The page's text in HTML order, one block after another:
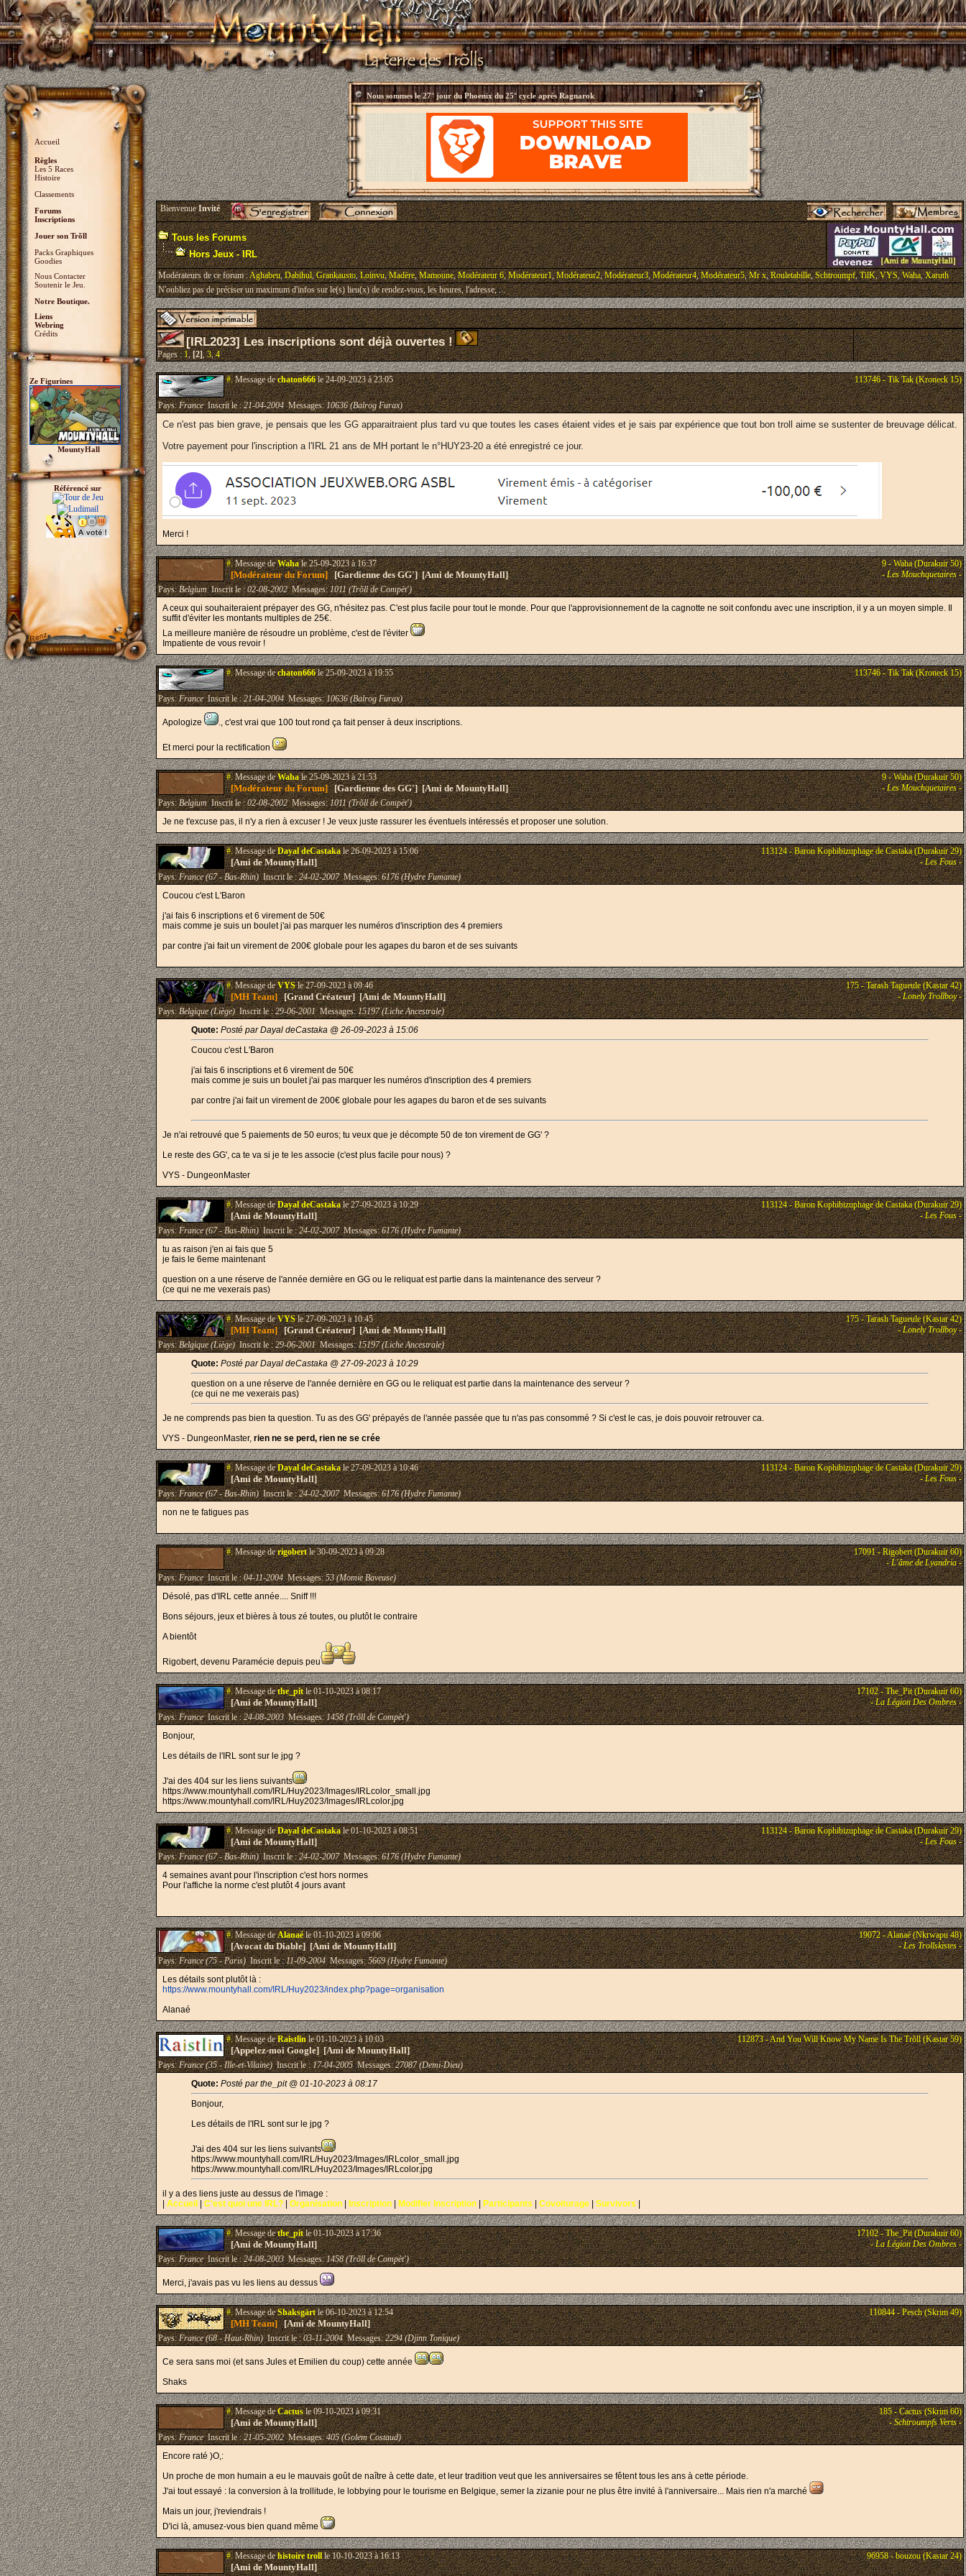
Accueil
Règles
Les 5 Races
Histoire
Classements
Forums
Inscriptions
Jouer son Trõll
Packs Graphiques
Goodies
Nous Contacter
Soutenir le Jeu.
Notre Boutique.
Liens
Webring
Crédits
Ze Figurines
MountyHall
Référencé sur
Nous sommes le27° jour du Phoenix du 25° cycle après Ragnarok
BienvenueInvité
Tous les Forums
Hors Jeux - IRL
Modérateurs de ce forum :Aghabeu,Dabihul,Grankausto,Loinvu,Madère,Mamoune,Modérateur 6,Modérateur1,Modérateur2,Modérateur3,Modérateur4,Modérateur5,Mr x,Rouletabille,Schtroumpf,TilK,VYS,Waha,Xaruth
N'oubliez pas de préciser un maximum d'infos sur le(s) lieu(x) de rendez-vous, les heures, l'adresse, ...
[IRL2023] Les inscriptions sont déjà ouvertes !
Pages :1,[2],3,4
#.Message dechaton666le 24-09-2023 à 23:05 113746 - Tik Tak (Kroneck 15)
Pays:FranceInscrit le :21-04-2004Messages:10636 (Balrog Furax)
Ce n'est pas bien grave, je pensais que les GG apparaitraient plus tard vu que toutes les cases étaient vides et je sais par expérience que tout bon troll aime se sustenter de breuvage délicat.
Votre payement pour l'inscription a l' IRL 21 ans de MH portant le n°HUY23-20 a été enregistré ce jour.
Merci !
#.Message deWahale 25-09-2023 à 16:37
[Modérateur du Forum][Gardienne des GG'] [Ami de MountyHall]
9 - Waha (Durakuir 50)
-Les Mouchquetaires-
Pays:BelgiumInscrit le :02-08-2002Messages:1011 (Trõll de Compèt')
A ceux qui souhaiteraient prépayer des GG, n'hésitez pas. C'est plus facile pour tout le monde. Pour que l'approvisionnement de la cagnotte ne soit confondu avec une inscription, il y a un moyen simple. Il
suffit d'éviter les montants multiples de 25€.
La meilleure manière de résoudre un problème, c'est de l'éviter
Impatiente de vous revoir !
#.Message dechaton666le 25-09-2023 à 19:55 113746 - Tik Tak (Kroneck 15)
Pays:FranceInscrit le :21-04-2004Messages:10636 (Balrog Furax)
Apologize ., c'est vrai que 100 tout rond ça fait penser à deux inscriptions.
Et merci pour la rectification
#.Message deWahale 25-09-2023 à 21:53
[Modérateur du Forum][Gardienne des GG'] [Ami de MountyHall]
9 - Waha (Durakuir 50)
-Les Mouchquetaires-
Pays:BelgiumInscrit le :02-08-2002Messages:1011 (Trõll de Compèt')
Je ne t'excuse pas, il n'y a rien à excuser ! Je veux juste rassurer les éventuels intéressés et proposer une solution.
#.Message deDayal deCastakale 26-09-2023 à 15:06
[Ami de MountyHall]
113124 - Baron Kophibizuphage de Castaka (Durakuir 29)
-Les Fous-
Pays:France (67 - Bas-Rhin)Inscrit le :24-02-2007Messages:6176 (Hydre Fumante)
Coucou c'est L'Baron
j'ai fais 6 inscriptions et 6 virement de 50€
mais comme je suis un boulet j'ai pas marquer les numéros d'inscription des 4 premiers
par contre j'ai fait un virement de 200€ globale pour les agapes du baron et de ses suivants
#.Message deVYSle 27-09-2023 à 09:46
[MH Team][Grand Créateur] [Ami de MountyHall]
175 - Tarash Tagueule (Kastar 42)
-Lonely Trollboy-
Pays:Belgique (Liège)Inscrit le :29-06-2001Messages:15197 (Liche Ancestrale)
Quote: Posté par Dayal deCastaka @ 26-09-2023 à 15:06
Coucou c'est L'Baron
j'ai fais 6 inscriptions et 6 virement de 50€
mais comme je suis un boulet j'ai pas marquer les numéros d'inscription des 4 premiers
par contre j'ai fait un virement de 200€ globale pour les agapes du baron et de ses suivants
Je n'ai retrouvé que 5 paiements de 50 euros; tu veux que je décompte 50 de ton virement de GG' ?
Le reste des GG', ca te va si je te les associe (c'est plus facile pour nous) ?
VYS - DungeonMaster
#.Message deDayal deCastakale 27-09-2023 à 10:29
[Ami de MountyHall]
113124 - Baron Kophibizuphage de Castaka (Durakuir 29)
-Les Fous-
Pays:France (67 - Bas-Rhin)Inscrit le :24-02-2007Messages:6176 (Hydre Fumante)
tu as raison j'en ai fais que 5
je fais le 6eme maintenant
question on a une réserve de l'année dernière en GG ou le reliquat est partie dans la maintenance des serveur ?
(ce qui ne me vexerais pas)
#.Message deVYSle 27-09-2023 à 10:45
[MH Team][Grand Créateur] [Ami de MountyHall]
175 - Tarash Tagueule (Kastar 42)
-Lonely Trollboy-
Pays:Belgique (Liège)Inscrit le :29-06-2001Messages:15197 (Liche Ancestrale)
Quote: Posté par Dayal deCastaka @ 27-09-2023 à 10:29
question on a une réserve de l'année dernière en GG ou le reliquat est partie dans la maintenance des serveur ?
(ce qui ne me vexerais pas)
Je ne comprends pas bien ta question. Tu as des GG' prépayés de l'année passée que tu n'as pas consommé ? Si c'est le cas, je dois pouvoir retrouver ca.
VYS - DungeonMaster, rien ne se perd, rien ne se crée
#.Message deDayal deCastakale 27-09-2023 à 10:46
[Ami de MountyHall]
113124 - Baron Kophibizuphage de Castaka (Durakuir 29)
-Les Fous-
Pays:France (67 - Bas-Rhin)Inscrit le :24-02-2007Messages:6176 (Hydre Fumante)
non ne te fatigues pas
#.Message derigobertle 30-09-2023 à 09:28
17091 - Rigobert (Durakuir 60)
-L'âme de Lyandria-
Pays:FranceInscrit le :04-11-2004Messages:53 (Momie Baveuse)
Désolé, pas d'IRL cette année.... Sniff !!!
Bons séjours, jeux et bières à tous zé toutes, ou plutôt le contraire
A bientôt
Rigobert, devenu Paramécie depuis peu
#.Message dethe_pitle 01-10-2023 à 08:17
[Ami de MountyHall]
17102 - The_Pit (Durakuir 60)
-La Légion Des Ombres-
Pays:FranceInscrit le :24-08-2003Messages:1458 (Trõll de Compèt')
Bonjour,
Les détails de l'IRL sont sur le jpg ?
J'ai des 404 sur les liens suivants
https://www.mountyhall.com/IRL/Huy2023/Images/IRLcolor_small.jpg
https://www.mountyhall.com/IRL/Huy2023/Images/IRLcolor.jpg
#.Message deDayal deCastakale 01-10-2023 à 08:51
[Ami de MountyHall]
113124 - Baron Kophibizuphage de Castaka (Durakuir 29)
-Les Fous-
Pays:France (67 - Bas-Rhin)Inscrit le :24-02-2007Messages:6176 (Hydre Fumante)
4 semaines avant pour l'inscription c'est hors normes
Pour l'affiche la norme c'est plutôt 4 jours avant
#.Message deAlanaéle 01-10-2023 à 09:06
[Avocat du Diable] [Ami de MountyHall]
19072 - Alanaé (Nkrwapu 48)
-Les Trollskistes-
Pays:France (75 - Paris)Inscrit le :11-09-2004Messages:5669 (Hydre Fumante)
Les détails sont plutôt là :
https://www.mountyhall.com/IRL/Huy2023/index.php?page=organisation
Alanaé
#.Message deRaistlinle 01-10-2023 à 10:03
[Appelez-moi Google] [Ami de MountyHall]
112873 - And You Will Know My Name Is The Trõll (Kastar 59)
Pays:France (35 - Ille-et-Vilaine)Inscrit le :17-04-2005Messages:27087 (Demi-Dieu)
Quote: Posté par the_pit @ 01-10-2023 à 08:17
Bonjour,
Les détails de l'IRL sont sur le jpg ?
J'ai des 404 sur les liens suivants
https://www.mountyhall.com/IRL/Huy2023/Images/IRLcolor_small.jpg
https://www.mountyhall.com/IRL/Huy2023/Images/IRLcolor.jpg
il y a des liens juste au dessus de l'image :
Accueil C'est quoi une IRL? Organisation Inscription Modifier Inscription Participants Covoiturage Survivors
#.Message dethe_pitle 01-10-2023 à 17:36
[Ami de MountyHall]
17102 - The_Pit (Durakuir 60)
-La Légion Des Ombres-
Pays:FranceInscrit le :24-08-2003Messages:1458 (Trõll de Compèt')
Merci, j'avais pas vu les liens au dessus
#.Message deShaksgärtle 06-10-2023 à 12:54
[MH Team][Ami de MountyHall]
110844 - Pesch (Skrim 49)
Pays:France (68 - Haut-Rhin)Inscrit le :03-11-2004Messages:2294 (Djinn Tonique)
Ce sera sans moi (et sans Jules et Emilien du coup) cette année
Shaks
#.Message deCactusle 09-10-2023 à 09:31
[Ami de MountyHall]
185 - Cactus (Skrim 60)
-Schtroumpfs Verts-
Pays:FranceInscrit le :21-05-2002Messages:405 (Golem Costaud)
Encore raté )O,:
Un proche de mon humain a eu le mauvais goût de naître à cette date, et leur tradition veut que les anniversaires se fêtent tous les ans à cette période.
J'ai tout essayé : la conversion à la trollitude, le lobbying pour le tourisme en Belgique, semer la zizanie pour ne plus être invité à l'anniversaire... Mais rien n'a marché
Mais un jour, j'reviendrais !
D'ici là, amusez-vous bien quand même
#.Message dehistoire trollle 10-10-2023 à 16:13
[Ami de MountyHall]
96958 - bouzou (Kastar 24)